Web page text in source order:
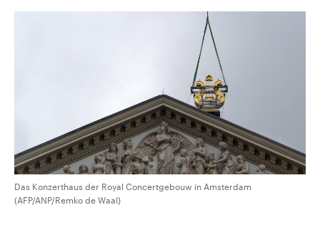
Das Konzerthaus der Royal Concertgebouw in Amsterdam
(AFP/ANP/Remko de Waal)